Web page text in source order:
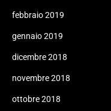
febbraio 2019
gennaio 2019
dicembre 2018
novembre 2018
ottobre 2018